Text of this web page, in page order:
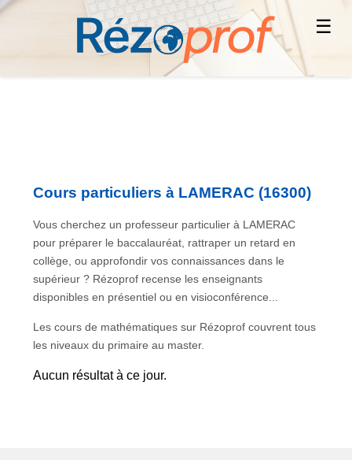
☰
Cours particuliers à LAMERAC (16300)
Vous cherchez un professeur particulier à LAMERAC
pour préparer le baccalauréat, rattraper un retard en
collège, ou approfondir vos connaissances dans le
supérieur ? Rézoprof recense les enseignants
disponibles en présentiel ou en visioconférence...
Les cours de mathématiques sur Rézoprof couvrent tous
les niveaux du primaire au master.
Aucun résultat à ce jour.